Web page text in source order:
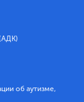
об аутизме,